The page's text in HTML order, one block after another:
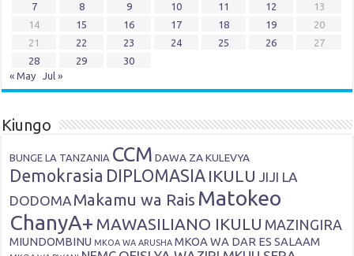
7
8 9 10 11 12
13
14
15 16 17 18 19
20
21
22 23 24 25 26
27
28
29
30
« May
Jul »
Kiungo
BUNGE LA TANZANIA CCM DAWA ZA KULEVYA
Demokrasia DIPLOMASIA IKULU JIJI LA
DODOMA Makamu wa Rais Matokeo
ChanyA+ MAWASILIANO IKULU MAZINGIRA
MIUNDOMBINU MKOA WA ARUSHA MKOA WA DAR ES SALAAM